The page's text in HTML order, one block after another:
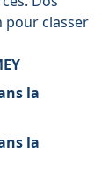
pour classer
la
la